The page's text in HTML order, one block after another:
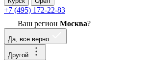
+7 (495) 172-22-83
Ваш регион Москва?
Да, все верно
Другой